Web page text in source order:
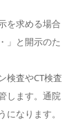
を求める場合
」と開示のた
検査やCT検査
します。通院
なります。